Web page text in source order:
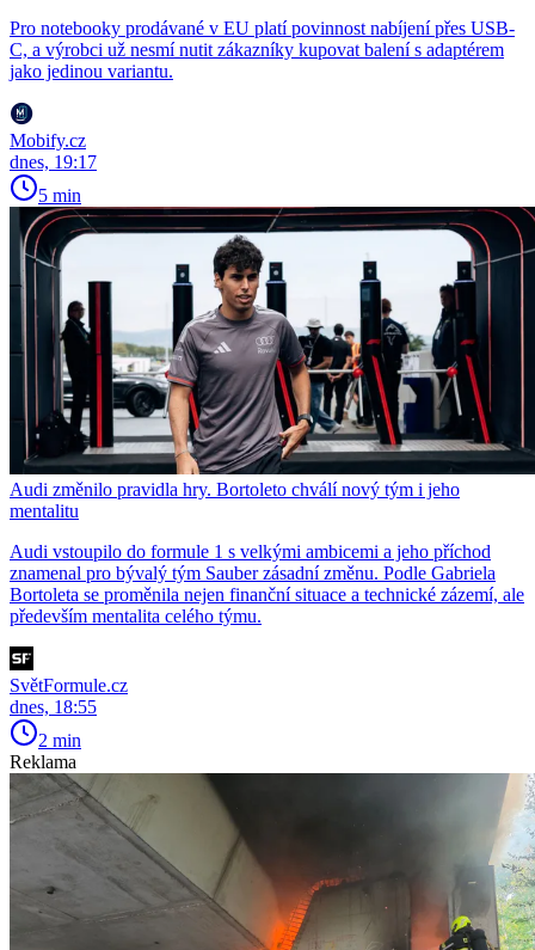
Pro notebooky prodávané v EU platí povinnost nabíjení přes USB-
C, a výrobci už nesmí nutit zákazníky kupovat balení s adaptérem
jako jedinou variantu.
Mobify.cz
dnes, 19:17
5 min
Audi změnilo pravidla hry. Bortoleto chválí nový tým i jeho
mentalitu
Audi vstoupilo do formule 1 s velkými ambicemi a jeho příchod
znamenal pro bývalý tým Sauber zásadní změnu. Podle Gabriela
Bortoleta se proměnila nejen finanční situace a technické zázemí, ale
především mentalita celého týmu.
SvětFormule.cz
dnes, 18:55
2 min
Reklama